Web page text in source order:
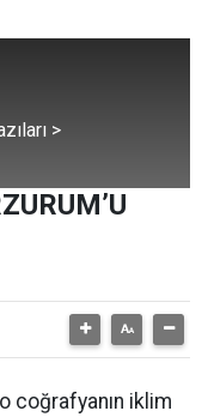
>
coğrafyanın iklim